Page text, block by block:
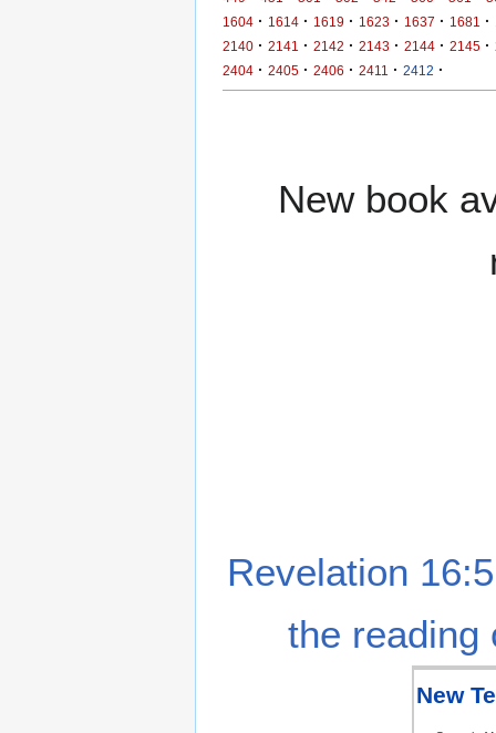
1604 · 1614 · 1619 · 1623 · 1637 · 1681 ·
2140 · 2141 · 2142 · 2143 · 2144 · 2145 ·
2404 · 2405 · 2406 · 2411 · 2412 ·
New book
Revelation
the reading
New